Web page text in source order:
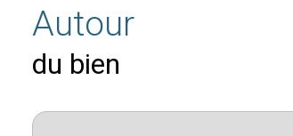
Autour
du bien